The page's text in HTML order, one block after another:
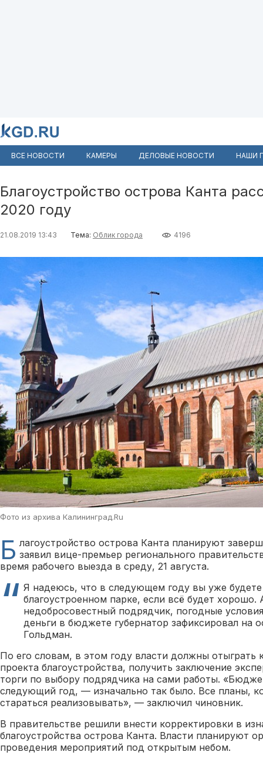
ВСЕ НОВОСТИ КАМЕРЫ ДЕЛОВЫЕ НОВОСТИ НАШИ
Благоустройство острова Канта
2020 году
21.08.2019 13:43 Тема: Облик города 4196
Фото из архива Калининград.Ru
Б лагоустройство острова Канта планируют
заявил вице-премьер регионального
время рабочего выезда в среду, 21 августа.
Я надеюсь, что в следующем году вы уже будете
благоустроенном парке, если всё будет
недобросовестный подрядчик, погодные
деньги в бюджете губернатор зафиксировал на
Гольдман.
По его словам, в этом году власти должны отыграть
проекта благоустройства, получить заключение
торги по выбору подрядчика на сами работы.
следующий год, — изначально так было. Все планы,
стараться реализовывать», — заключил чиновник.
В правительстве решили внести корректировки в
благоустройства острова Канта. Власти планируют
проведения мероприятий под открытым небом.